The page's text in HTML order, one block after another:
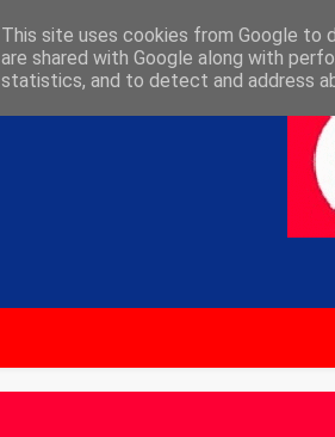
This site uses cookies from Google to
are shared with Google along with
statistics, and to detect and address